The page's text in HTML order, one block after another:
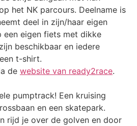
het NK parcours. Deelname is
deel in zijn/haar eigen
een eigen fiets met dikke
beschikbaar en iedere
t-shirt.
de website van ready2race.
pumptrack! Een kruising
en een skatepark.
rijd je over de golven en door